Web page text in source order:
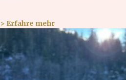
> Erfahre mehr